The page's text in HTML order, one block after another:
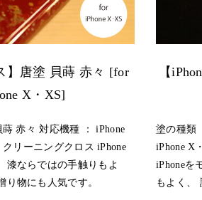
】唐塗 貝蒔 赤々 [for
X・XS]
赤々 対応機種 ： iPhone
リーニングクロス iPhone
漆ならではの手触りもよ
り物にも人気です。
【
塗の種類
iPhone X
iPhoneを
もよく、